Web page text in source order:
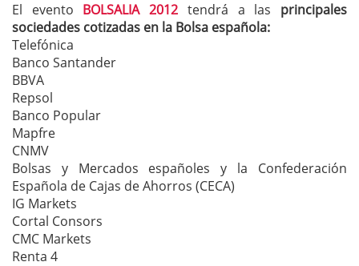
El evento BOLSALIA 2012 tendrá a las principales
sociedades cotizadas en la Bolsa española:
Telefónica
Banco Santander
BBVA
Repsol
Banco Popular
Mapfre
CNMV
Bolsas y Mercados españoles y la Confederación
Española de Cajas de Ahorros (CECA)
IG Markets
Cortal Consors
CMC Markets
Renta 4